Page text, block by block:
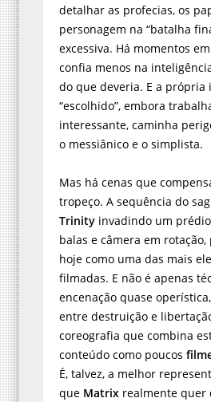
detalhar as profecias, os
personagem na “batalha
excessiva. Há momentos
confia menos na
do que deveria. E a própria
“escolhido”, embora
interessante, caminha
o messiânico e o simplista.
Mas há cenas que
tropeço. A sequência do
Trinity invadindo um
balas e câmera em
hoje como uma das mais
filmadas. E não é apenas
encenação quase
entre destruição e
coreografia que combina
conteúdo como poucos
É, talvez, a melhor
que Matrix realmente quer